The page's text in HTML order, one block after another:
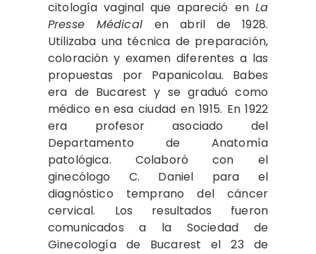
citología vaginal que apareció en La
Presse Médical en abril de 1928.
Utilizaba una técnica de preparación,
coloración y examen diferentes a las
propuestas por Papanicolau. Babes
era de Bucarest y se graduó como
médico en esa ciudad en 1915. En 1922
era profesor asociado del
Departamento de Anatomía
patológica. Colaboró con el
ginecólogo C. Daniel para el
diagnóstico temprano del cáncer
cervical. Los resultados fueron
comunicados a la Sociedad de
Ginecología de Bucarest el 23 de